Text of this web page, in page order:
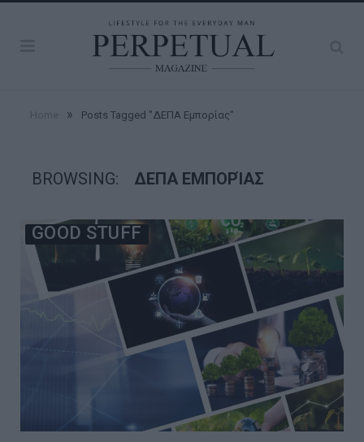
» Posts Tagged "ΔΕΠΑ Εμπορίας"
BROWSING: ΔΕΠΑ ΕΜΠΟΡΊΑΣ
GOOD STUFF